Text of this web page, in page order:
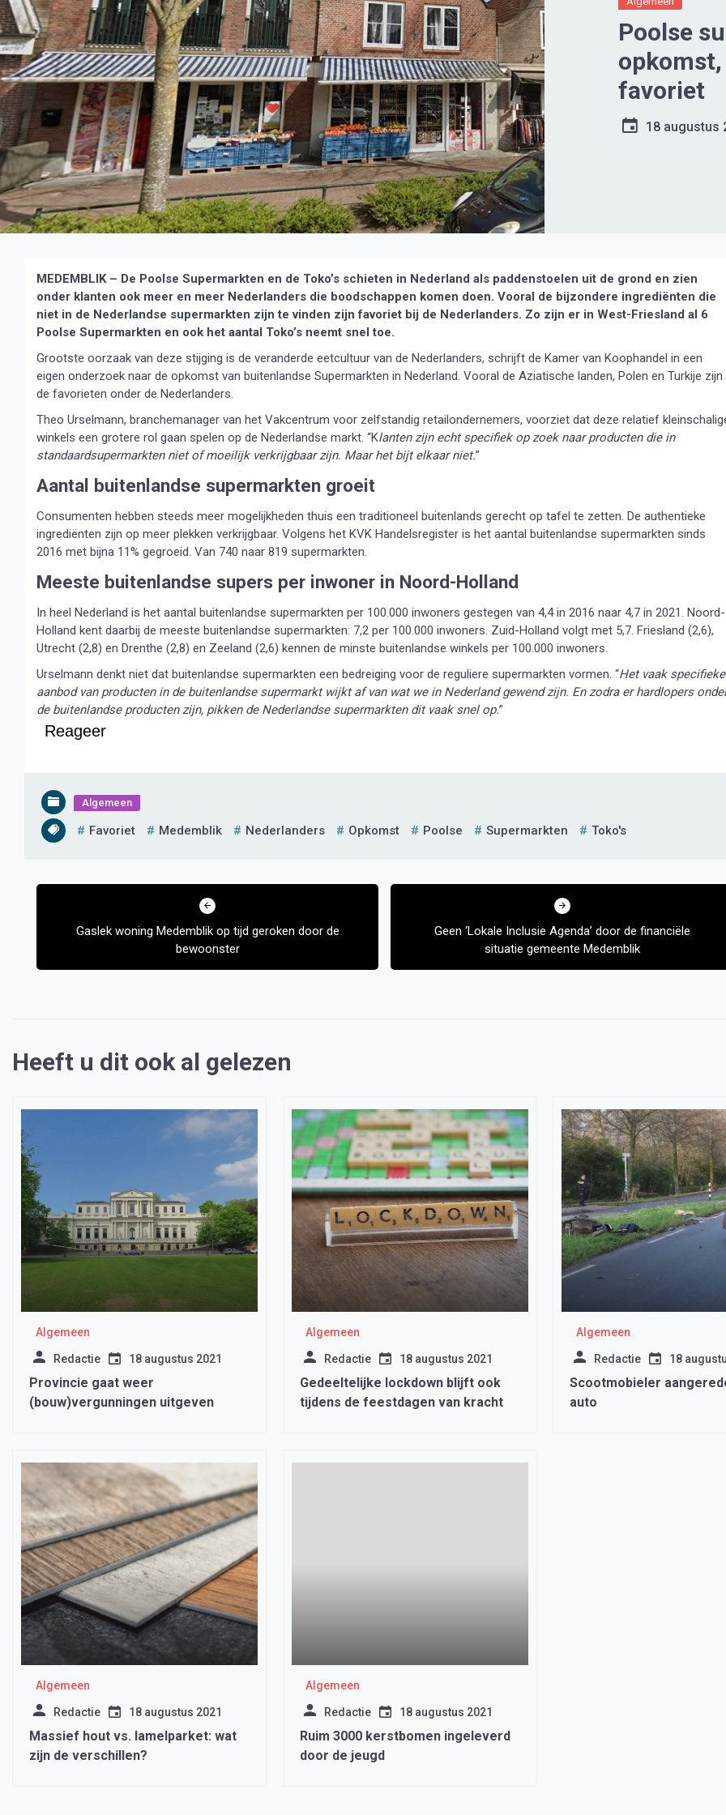
Poolse
opkomst,
favoriet
18 augustus
MEDEMBLIK – De Poolse Supermarkten en de Toko’s schieten in Nederland als paddenstoelen uit de grond en zien
onder klanten ook meer en meer Nederlanders die boodschappen komen doen. Vooral de bijzondere ingrediënten die
niet in de Nederlandse supermarkten zijn te vinden zijn favoriet bij de Nederlanders. Zo zijn er in West-Friesland al 6
Poolse Supermarkten en ook het aantal Toko’s neemt snel toe.
Grootste oorzaak van deze stijging is de veranderde eetcultuur van de Nederlanders, schrijft de Kamer van Koophandel in een
eigen onderzoek naar de opkomst van buitenlandse Supermarkten in Nederland. Vooral de Aziatische landen, Polen en Turkije zijn
de favorieten onder de Nederlanders.
Theo Urselmann, branchemanager van het Vakcentrum voor zelfstandig retailondernemers, voorziet dat deze relatief
winkels een grotere rol gaan spelen op de Nederlandse markt. “Klanten zijn echt specifiek op zoek naar producten die in
standaardsupermarkten niet of moeilijk verkrijgbaar zijn. Maar het bijt elkaar niet.”
Aantal buitenlandse supermarkten groeit
Consumenten hebben steeds meer mogelijkheden thuis een traditioneel buitenlands gerecht op tafel te zetten. De authentieke
ingrediënten zijn op meer plekken verkrijgbaar. Volgens het KVK Handelsregister is het aantal buitenlandse supermarkten sinds
2016 met bijna 11% gegroeid. Van 740 naar 819 supermarkten.
Meeste buitenlandse supers per inwoner in Noord-Holland
In heel Nederland is het aantal buitenlandse supermarkten per 100.000 inwoners gestegen van 4,4 in 2016 naar 4,7 in 2021. Noord-
Holland kent daarbij de meeste buitenlandse supermarkten: 7,2 per 100.000 inwoners. Zuid-Holland volgt met 5,7. Friesland (2,6),
Utrecht (2,8) en Drenthe (2,8) en Zeeland (2,6) kennen de minste buitenlandse winkels per 100.000 inwoners.
Urselmann denkt niet dat buitenlandse supermarkten een bedreiging voor de reguliere supermarkten vormen. “Het vaak specifieke
aanbod van producten in de buitenlandse supermarkt wijkt af van wat we in Nederland gewend zijn. En zodra er hardlopers
de buitenlandse producten zijn, pikken de Nederlandse supermarkten dit vaak snel op.”
Reageer
Algemeen
Favoriet Medemblik Nederlanders Opkomst Poolse Supermarkten Toko's
Bericht
Gaslek woning Medemblik op tijd geroken door de
bewoonster
Geen ‘Lokale Inclusie Agenda’ door de financiële
situatie gemeente Medemblik
Heeft u dit ook al gelezen
Algemeen
Redactie 18 augustus 2021
Provincie gaat weer
(bouw)vergunningen uitgeven
Algemeen
Redactie 18 augustus 2021
Gedeeltelijke lockdown blijft ook
tijdens de feestdagen van kracht
Algemeen
Redactie 18
Scootmobieler
auto
Algemeen
Redactie 18 augustus 2021
Massief hout vs. lamelparket: wat
zijn de verschillen?
Algemeen
Redactie 18 augustus 2021
Ruim 3000 kerstbomen ingeleverd
door de jeugd